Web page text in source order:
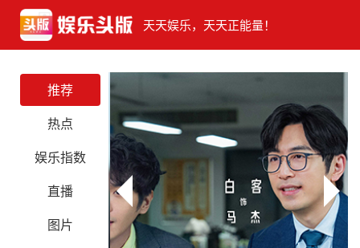
天天娱乐，天天正能量！
推荐
热点
娱乐指数
直播
图片